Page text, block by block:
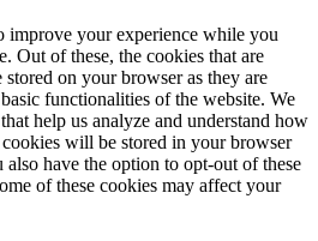
improve your experience while you
Out of these, the cookies that are
stored on your browser as they are
functionalities of the website. We
help us analyze and understand how
will be stored in your browser
have the option to opt-out of these
of these cookies may affect your